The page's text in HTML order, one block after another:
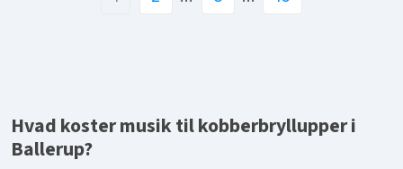
Hvad koster musik til kobberbryllupper i
Ballerup?